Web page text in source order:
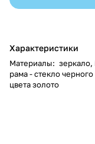
Характеристики
Материалы:
рама - стекло черного
цвета золото